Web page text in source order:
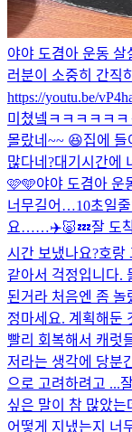
야야 도겸아 운동 살
러분이 소중히 간직
https://youtu.be/
미쳤넼ㅋㅋㅋㅋㅋㅋ
몰랐네~~ 😆집에 들
많다네?대기시간에
🩷🩵야야 도겸아 운
너무길어…10초일줄
요……✈️🐷💤잘 도
시간 보냈나요?호랑
같아서 걱정입니다.
된거라 처음엔 좀 놀
정마세요. 계획해둔
빨리 회복해서 캐럿
저라는 생각에 당분
으로 고려하려고 ...
싶은 말이 참 많았
어떻게 지냈는지 너